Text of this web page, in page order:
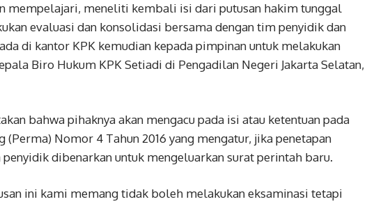
mempelajari, meneliti kembali isi dari putusan hakim tunggal
evaluasi dan konsolidasi bersama dengan tim penyidik dan
di kantor KPK kemudian kepada pimpinan untuk melakukan
Biro Hukum KPK Setiadi di Pengadilan Negeri Jakarta Selatan,
bahwa pihaknya akan mengacu pada isi atau ketentuan pada
(Perma) Nomor 4 Tahun 2016 yang mengatur, jika penetapan
dibenarkan untuk mengeluarkan surat perintah baru.
ini kami memang tidak boleh melakukan eksaminasi tetapi